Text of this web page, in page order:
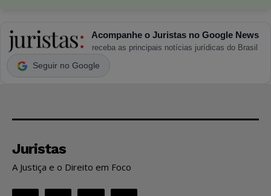
Acompanhe o Juristas no Google News
receba as principais notícias jurídicas do Brasil
Seguir no Google
Juristas
A Justiça e o Direito em Foco